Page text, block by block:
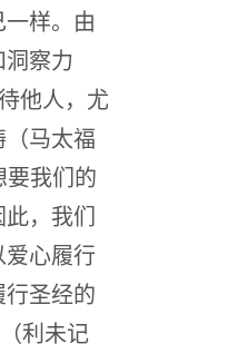
样。由
察力
他人，尤
马太福
要我们的
，我们
心履行
圣经的
利未记